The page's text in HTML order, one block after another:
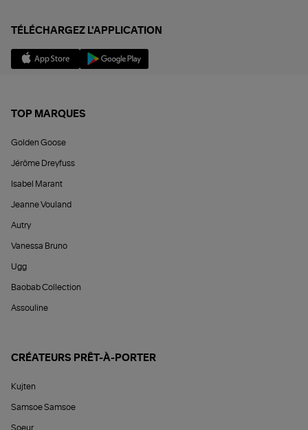
TÉLÉCHARGEZ L'APPLICATION
TOP MARQUES
Golden Goose
Jérôme Dreyfuss
Isabel Marant
Jeanne Vouland
Autry
Vanessa Bruno
Ugg
Baobab Collection
Assouline
CRÉATEURS PRÊT-À-PORTER
Kujten
Samsoe Samsoe
Soeur